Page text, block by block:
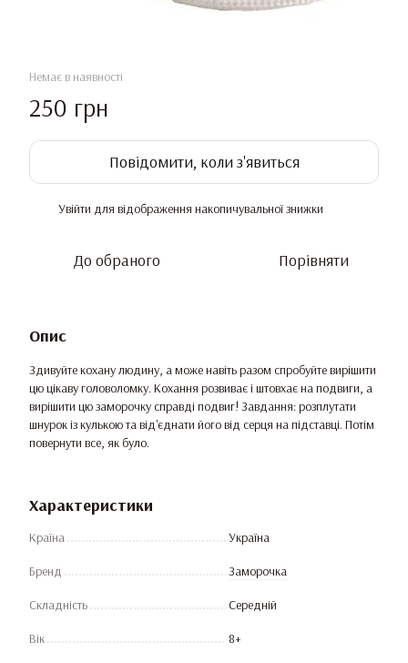
Немає в наявності
250 грн
Повідомити, коли з'явиться
Увійти для відображення накопичувальної знижки
До обраного Порівняти
Опис
Здивуйте кохану людину, а може навіть разом спробуйте вирішити
цю цікаву головоломку. Кохання розвиває і штовхає на подвиги, а
вирішити цю заморочку справді подвиг! Завдання: розплутати
шнурок із кулькою та від'єднати його від серця на підставці. Потім
повернути все, як було.
Характеристики
Країна Україна
Бренд Заморочка
Складність Середній
Вік 8+